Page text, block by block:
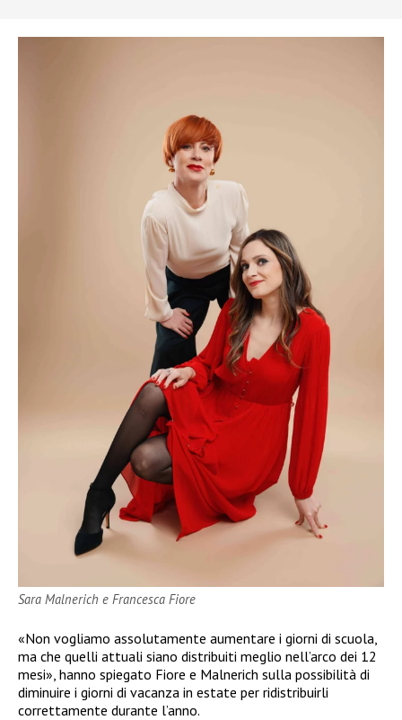
Sara Malnerich e Francesca Fiore
«Non vogliamo assolutamente aumentare i giorni di scuola,
ma che quelli attuali siano distribuiti meglio nell’arco dei 12
mesi», hanno spiegato Fiore e Malnerich sulla possibilità di
diminuire i giorni di vacanza in estate per ridistribuirli
correttamente durante l’anno.